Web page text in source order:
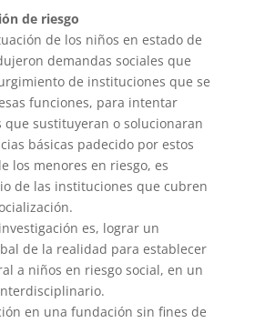
de riesgo
de los niños en estado de
demandas sociales que
de instituciones que se
funciones, para intentar
sustituyeran o solucionaran
básicas padecido por estos
los menores en riesgo, es
de las instituciones que cubren
es, lograr un
de la realidad para establecer
a niños en riesgo social, en un
en una fundación sin fines de